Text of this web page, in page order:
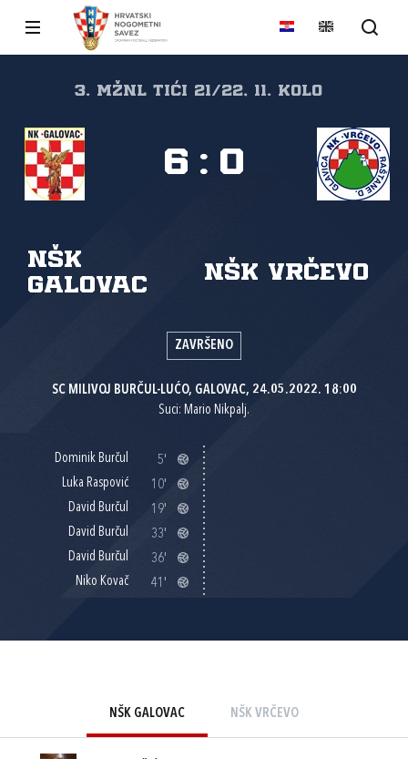
3. MŽNL TIĆI 21/22, 11. kolo
NŠK
Galovac
NŠK Vrčevo
6 : 0
ZAVRŠENO
SC MILIVOJ BURČUL-LUĆO, GALOVAC, 24.05.2022. 18:00
Suci: Mario Nikpalj.
Dominik Burčul
5'
Luka Raspović
10'
David Burčul
19'
David Burčul
33'
David Burčul
36'
Niko Kovač
41'
NŠK GALOVAC NŠK VRČEVO